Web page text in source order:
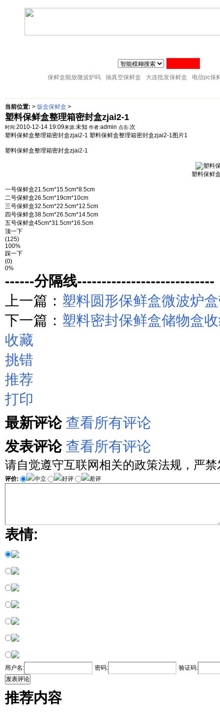
塑料整理箱 塑料储物架
保鲜盒能放微波炉吗 抽真空保鲜盒 大连批发保鲜盒 电信pc保
当前位置: > 饭盒保鲜盒 >
塑料保鲜盒整理箱密封盒zjai2-1
时间:2010-12-14 19:09来源:未知 作者:admin 点击:次
塑料保鲜盒整理箱密封盒zjai2-1 塑料保鲜盒整理箱密封盒zjai2-1图片1
塑料保鲜盒整理箱密封盒zjai2-1
塑料保鲜
一号保鲜盒21.5cm*15.5cm*8.5cm
二号保鲜盒26.5cm*19cm*10cm
三号保鲜盒32.5cm*22.5cm*12.5cm
四号保鲜盒38.5cm*26.5cm*14.5cm
五号保鲜盒45cm*31.5cm*16.5cm
顶一下
(125)
100%
踩一下
(0)
0%
------分隔线----------------------------
上一篇： 塑料圆形保鲜盒微波炉
下一篇： 塑料密封保鲜盒储物盒
收藏
挑错
推荐
打印
最新评论 查看所有评论
发表评论 查看所有评论
请自觉遵守互联网相关的政策法规，严
评价: 中立 好评 差评
表情:
用户名: 密码:
验证码:
发表评论
推荐内容